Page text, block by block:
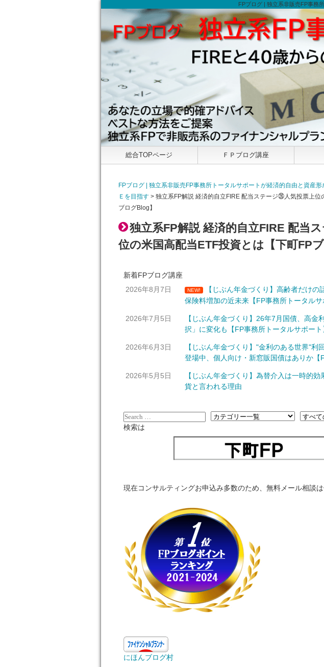
FPブログ | 独立系非販売FP事務
総合TOPページ ＦＰブログ講座
FPブログ | 独立系非販売FP事務所トータルサポートが経済的自由と資産形
Ｅを目指す > 独立系FP解説 経済的自立FIRE 配当ステージ㉖人気投票上
ブログBlog】
独立系FP解説 経済的自立FIRE 配当
位の米国高配当ETF投資とは【下町FP
新着FPブログ講座
2026年8月7日
NEW! 【じぶん年金づくり】高齢者だけの
保険料増加の近未来【FP事務所トータルサ
2026年7月5日
【じぶん年金づくり】26年7月国債、高
択」に変化も【FP事務所トータルサポート
2026年6月3日
【じぶん年金づくり】"金利のある世界"利
登場中、個人向け・新窓販国債はありか【
2026年5月5日
【じぶん年金づくり】為替介入は一時的
貨と言われる理由
検索は
現在コンサルティングお申込み多数のため、無料メール相談
にほんブログ村